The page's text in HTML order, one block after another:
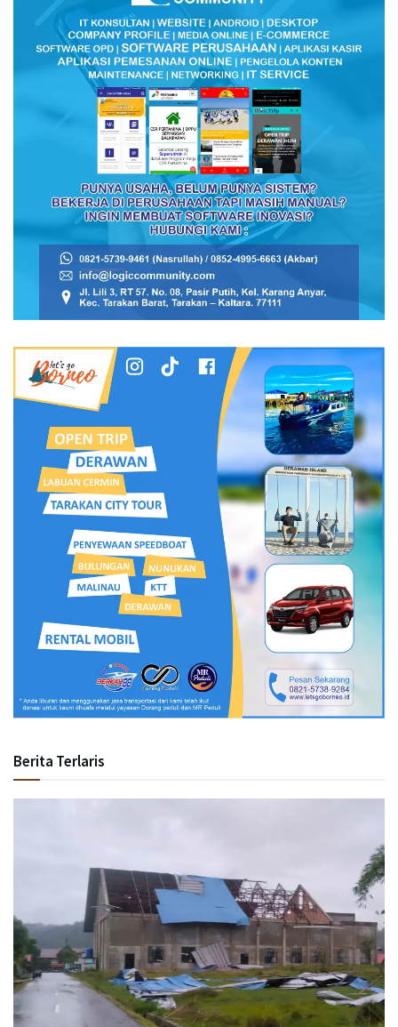
Berita Terlaris